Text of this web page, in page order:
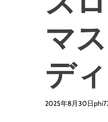
マ
デ
2025年8月30日